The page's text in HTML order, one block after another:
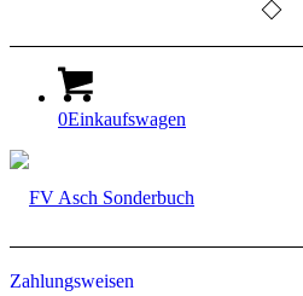
0Einkaufswagen
Zahlungsweisen